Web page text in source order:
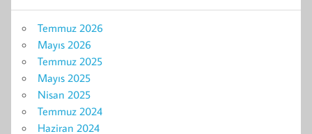
Temmuz 2026
Mayıs 2026
Temmuz 2025
Mayıs 2025
Nisan 2025
Temmuz 2024
Haziran 2024